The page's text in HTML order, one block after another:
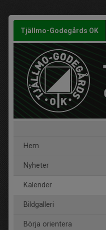
Tjällmo-Godegårds OK
Hem
Nyheter
Kalender
Bildgalleri
Börja orientera